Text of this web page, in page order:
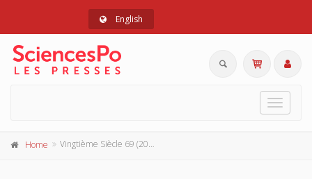
English
Toggle
Home Vingtième Siècle 69 (2001-1)